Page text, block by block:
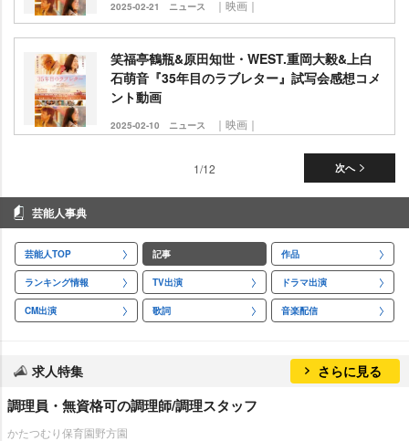
2025-02-21 ニュース ｜映画｜
笑福亭鶴瓶&原田知世・WEST.重岡大毅&上白
石萌音『35年目のラブレター』試写会感想コメ
ント動画
2025-02-10 ニュース ｜映画｜
次へ
1/12
芸能人事典
芸能人TOP 記事 作品
ランキング情報 TV出演 ドラマ出演
CM出演 歌詞 音楽配信
求人特集 さらに見る
調理員・無資格可の調理師/調理スタッフ
かたつむり保育園野方園